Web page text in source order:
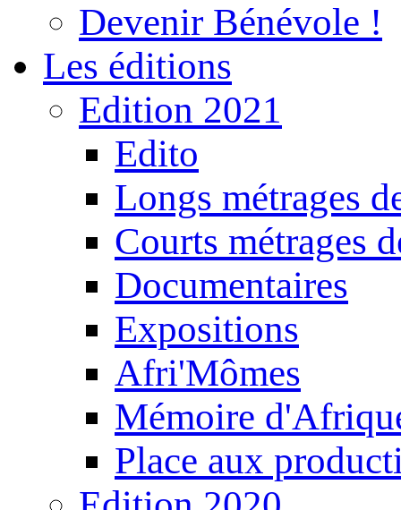
Devenir Bénévole !
Les éditions
Edition 2021
Edito
Longs métrages
Courts métrages
Documentaires
Expositions
Afri'Mômes
Mémoire
Place aux